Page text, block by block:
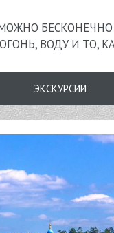
ОГОНЬ, ВОДУ И ТО,
ЭКСКУРСИИ